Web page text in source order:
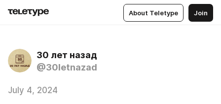
About Teletype Join
30 лет назад
@30letnazad
July 4, 2024